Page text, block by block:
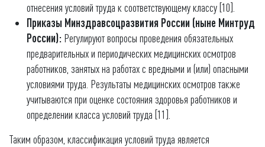
отнесения условий труда к соответствующему классу [10].
Приказы Минздравсоцразвития России (ныне Минтруд
России): Регулируют вопросы проведения обязательных
предварительных и периодических медицинских осмотров
работников, занятых на работах с вредными и (или) опасными
условиями труда. Результаты медицинских осмотров также
учитываются при оценке состояния здоровья работников и
определении класса условий труда [11].
Таким образом, классификация условий труда является